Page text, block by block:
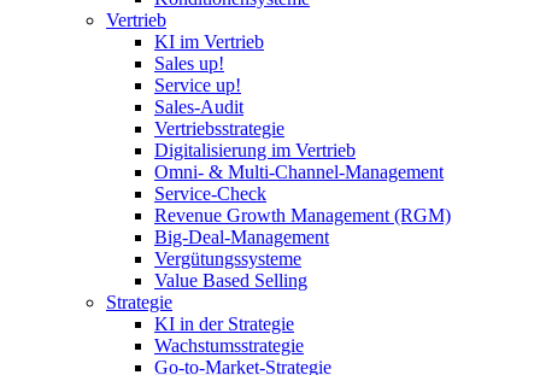
Vertrieb
KI im Vertrieb
Sales up!
Service up!
Sales-Audit
Vertriebsstrategie
Digitalisierung im Vertrieb
Omni- & Multi-Channel-Management
Service-Check
Revenue Growth Management (RGM)
Big-Deal-Management
Vergütungssysteme
Value Based Selling
Strategie
KI in der Strategie
Wachstumsstrategie
Go-to-Market-Strategie